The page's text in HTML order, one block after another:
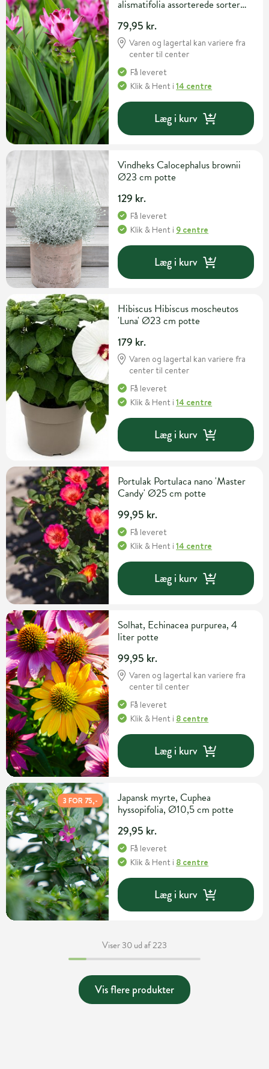
alismatifolia assorterede sorter
79,95 kr.
Varen og lagertal kan variere fra
center til center
Få leveret
Klik & Hent i14 centre
Læg i kurv
Vindheks Calocephalus brownii
Ø23 cm potte
129 kr.
Få leveret
Klik & Hent i 9 centre
Læg i kurv
Hibiscus Hibiscus moscheutos
'Luna' Ø23 cm potte
179 kr.
Varen og lagertal kan variere fra
center til center
Få leveret
Klik & Hent i14 centre
Læg i kurv
Portulak Portulaca nano 'Master
Candy' Ø25 cm potte
99,95 kr.
Få leveret
Klik & Hent i14 centre
Læg i kurv
Solhat, Echinacea purpurea, 4
liter potte
99,95 kr.
Varen og lagertal kan variere fra
center til center
Få leveret
Klik & Hent i 8 centre
Læg i kurv
3 FOR 75,-
Japansk myrte, Cuphea
hyssopifolia, Ø10,5 cm potte
29,95 kr.
Få leveret
Klik & Hent i 8 centre
Læg i kurv
Viser 30 ud af 223
Vis flere produkter